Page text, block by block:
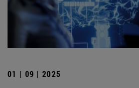
01 | 09 | 2025